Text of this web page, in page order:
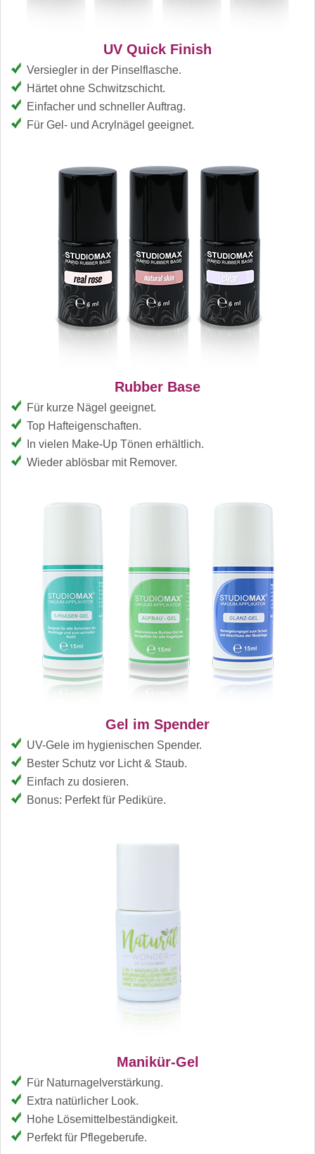
UV Quick Finish
Versiegler in der Pinselflasche.
Härtet ohne Schwitzschicht.
Einfacher und schneller Auftrag.
Für Gel- und Acrylnägel geeignet.
Rubber Base
Für kurze Nägel geeignet.
Top Hafteigenschaften.
In vielen Make-Up Tönen erhältlich.
Wieder ablösbar mit Remover.
Gel im Spender
UV-Gele im hygienischen Spender.
Bester Schutz vor Licht & Staub.
Einfach zu dosieren.
Bonus: Perfekt für Pediküre.
Manikür-Gel
Für Naturnagelverstärkung.
Extra natürlicher Look.
Hohe Lösemittelbeständigkeit.
Perfekt für Pflegeberufe.